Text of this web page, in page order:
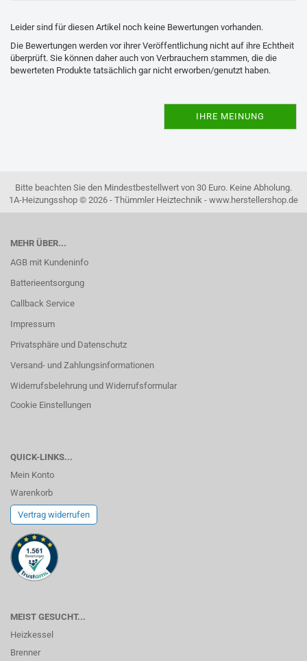
Leider sind für diesen Artikel noch keine Bewertungen vorhanden.
Die Bewertungen werden vor ihrer Veröffentlichung nicht auf ihre Echtheit
überprüft. Sie können daher auch von Verbrauchern stammen, die die
bewerteten Produkte tatsächlich gar nicht erworben/genutzt haben.
IHRE MEINUNG
Bitte beachten Sie den Mindestbestellwert von 30 Euro. Keine Abholung.
1A-Heizungsshop © 2026 - Thümmler Heiztechnik - www.herstellershop.de
MEHR ÜBER...
AGB mit Kundeninfo
Batterieentsorgung
Callback Service
Impressum
Privatsphäre und Datenschutz
Versand- und Zahlungsinformationen
Widerrufsbelehrung und Widerrufsformular
Cookie Einstellungen
QUICK-LINKS...
Mein Konto
Warenkorb
Vertrag widerrufen
MEIST GESUCHT...
Heizkessel
Brenner